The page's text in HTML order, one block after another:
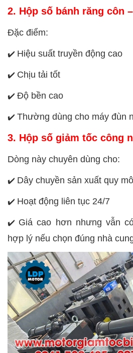
2. Hộp số bánh răng côn
Đặc điểm:
✔️ Hiệu suất truyền động cao
✔️ Chịu tải tốt
✔️ Độ bền cao
✔️ Thường dùng cho máy đùn
3. Hộp số giảm tốc công
Dòng này chuyên dùng cho:
✔️ Dây chuyền sản xuất quy
✔️ Hoạt động liên tục 24/7
✔️ Giá cao hơn nhưng vẫn
hợp lý nếu chọn đúng nhà